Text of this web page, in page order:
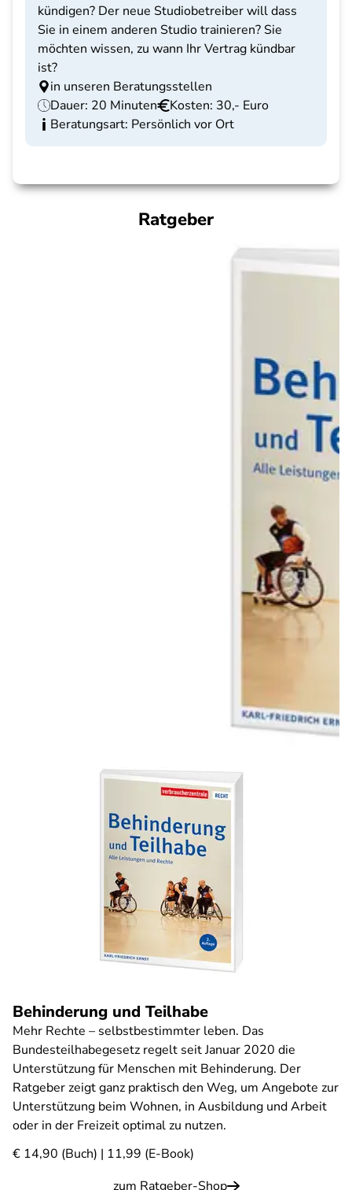
kündigen? Der neue Studiobetreiber will dass
Sie in einem anderen Studio trainieren? Sie
möchten wissen, zu wann Ihr Vertrag kündbar
ist?
in unseren Beratungsstellen
Dauer: 20 Minuten
Kosten: 30,- Euro
Beratungsart: Persönlich vor Ort
Ratgeber
Behinderung und Teilhabe
Mehr Rechte – selbstbestimmter leben. Das
Bundesteilhabegesetz regelt seit Januar 2020 die
Unterstützung für Menschen mit Behinderung. Der
Ratgeber zeigt ganz praktisch den Weg, um Angebote zur
Unterstützung beim Wohnen, in Ausbildung und Arbeit
oder in der Freizeit optimal zu nutzen.
€ 14,90 (Buch) | 11,99 (E-Book)
zum Ratgeber-Shop